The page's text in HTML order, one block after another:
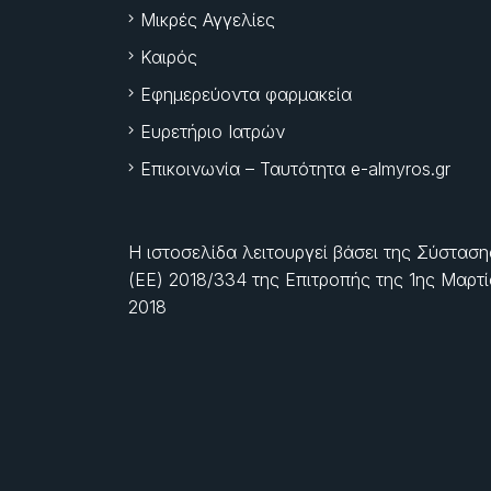
Μικρές Αγγελίες
Καιρός
Εφημερεύοντα φαρμακεία
Ευρετήριο Ιατρών
Επικοινωνία – Ταυτότητα e-almyros.gr
Η ιστοσελίδα λειτουργεί βάσει της
(ΕΕ) 2018/334 της Επιτροπής της 1ης
2018